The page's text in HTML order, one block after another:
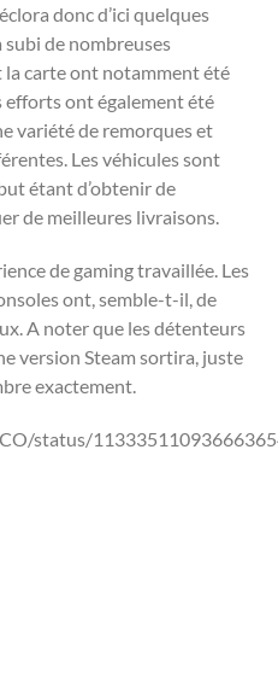
donc d’ici quelques
de nombreuses
la carte ont notamment été
efforts ont également été
variété de remorques et
Les véhicules sont
étant d’obtenir de
de meilleures livraisons.
de gaming travaillée. Les
ont, semble-t-il, de
A noter que les détenteurs
version Steam sortira, juste
exactement.
status/